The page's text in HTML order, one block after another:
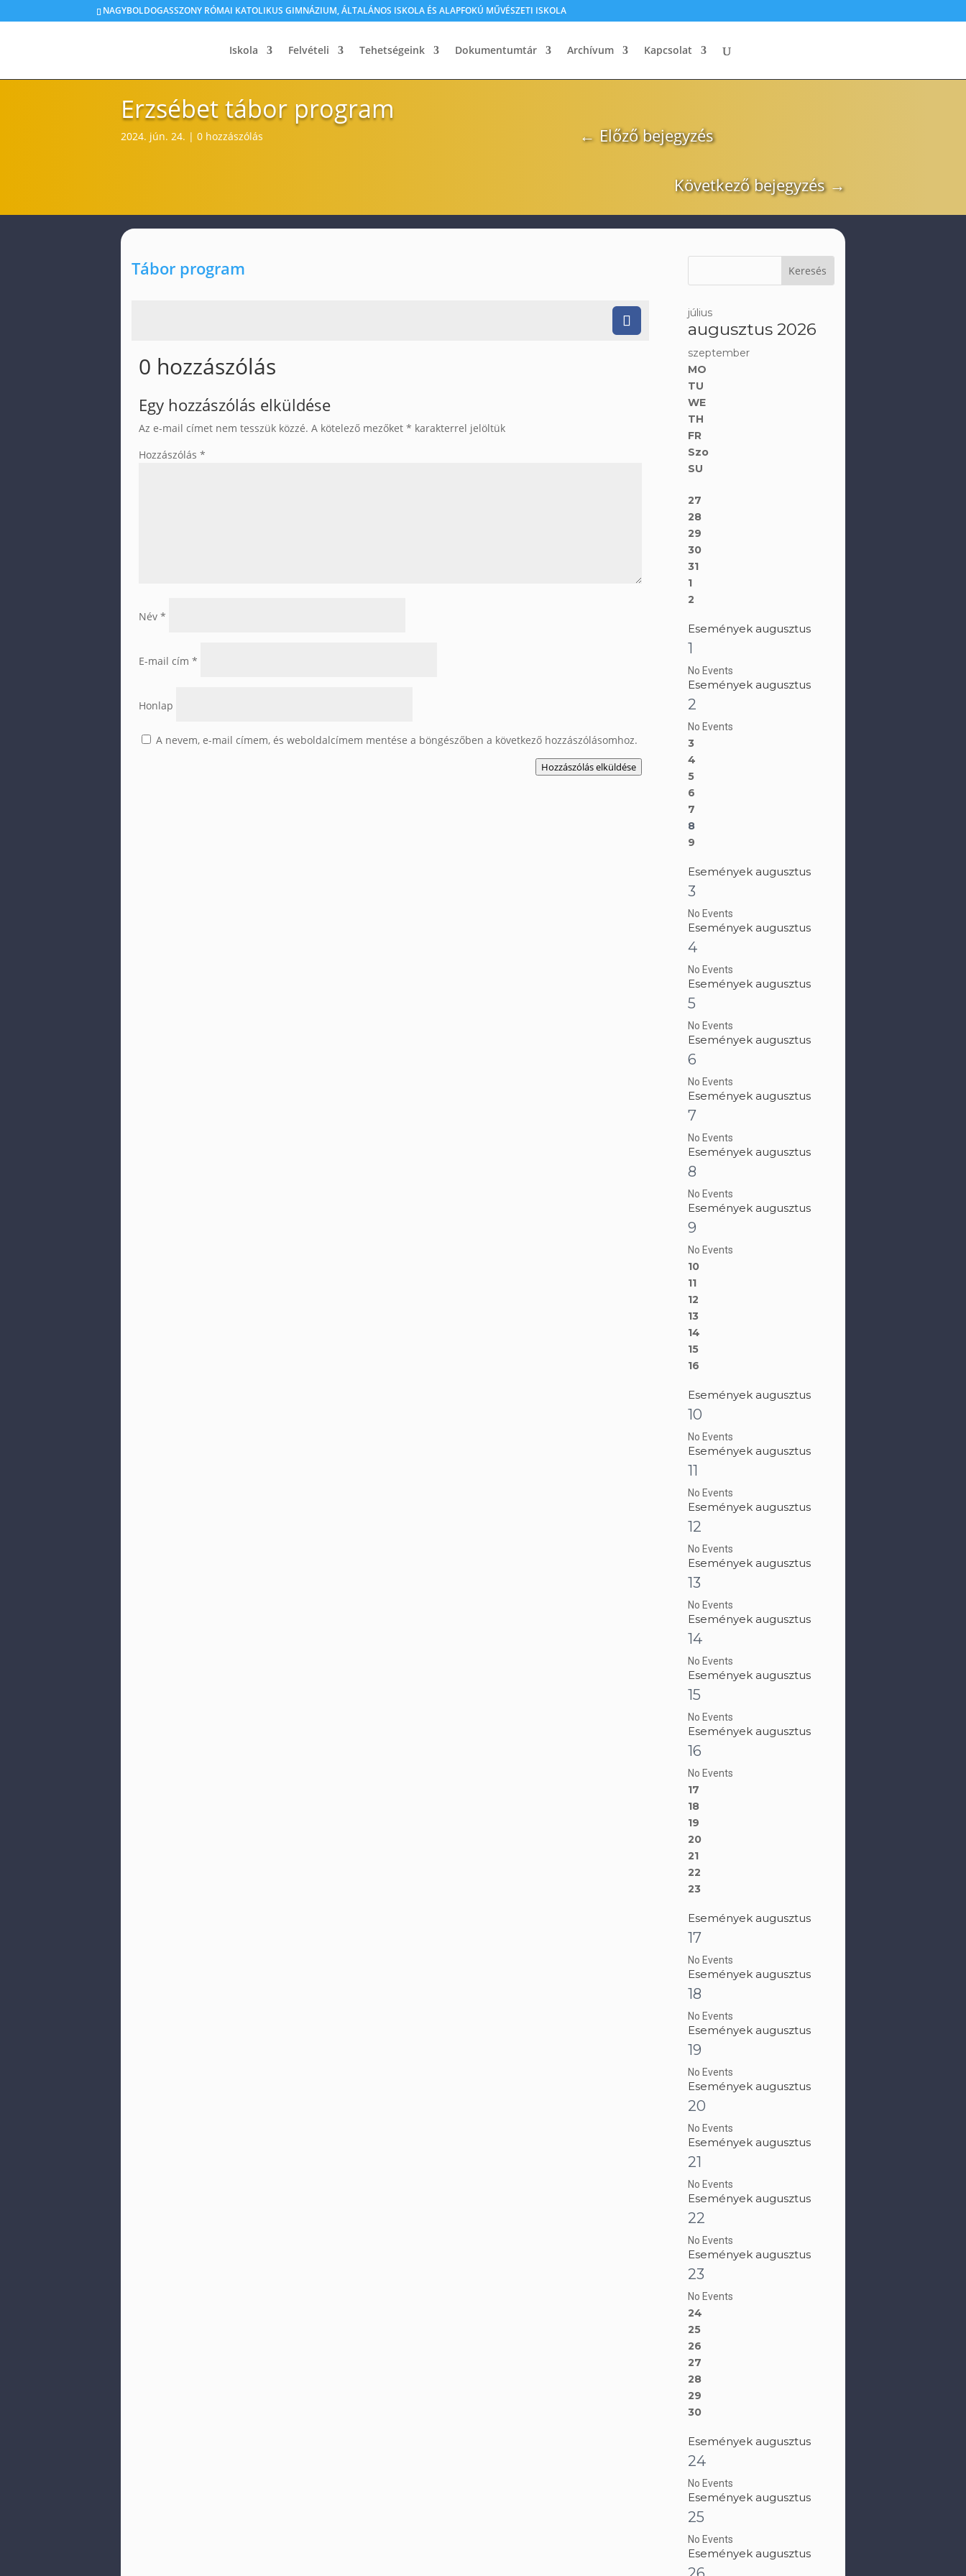
NAGYBOLDOGASSZONY RÓMAI KATOLIKUS GIMNÁZIUM, ÁLTALÁNOS ISKOLA ÉS ALAPFOKÚ MŰVÉSZETI ISKOLA
Iskola Felvételi Tehetségeink Dokumentumtár Archívum Kapcsolat
Erzsébet tábor program
2024. jún. 24. | 0 hozzászólás ← Előző bejegyzés
Következő bejegyzés→
Tábor program
0 hozzászólás
Egy hozzászólás elküldése
Az e-mail címet nem tesszük közzé. A kötelező mezőket * karakterrel jelöltük
Hozzászólás *
Név *
E-mail cím *
Honlap
A nevem, e-mail címem, és weboldalcímem mentése a böngészőben a következő hozzászólásomhoz.
Hozzászólás elküldése
július
augusztus 2026
szeptember
MO
TU
WE
TH
FR
Szo
SU
27
28
29
30
31
1
2
Események augusztus
1
No Events
Események augusztus
2
No Events
3
4
5
6
7
8
9
Események augusztus
3
No Events
Események augusztus
4
No Events
Események augusztus
5
No Events
Események augusztus
6
No Events
Események augusztus
7
No Events
Események augusztus
8
No Events
Események augusztus
9
No Events
10
11
12
13
14
15
16
Események augusztus
10
No Events
Események augusztus
11
No Events
Események augusztus
12
No Events
Események augusztus
13
No Events
Események augusztus
14
No Events
Események augusztus
15
No Events
Események augusztus
16
No Events
17
18
19
20
21
22
23
Események augusztus
17
No Events
Események augusztus
18
No Events
Események augusztus
19
No Events
Események augusztus
20
No Events
Események augusztus
21
No Events
Események augusztus
22
No Events
Események augusztus
23
No Events
24
25
26
27
28
29
30
Események augusztus
24
No Events
Események augusztus
25
No Events
Események augusztus